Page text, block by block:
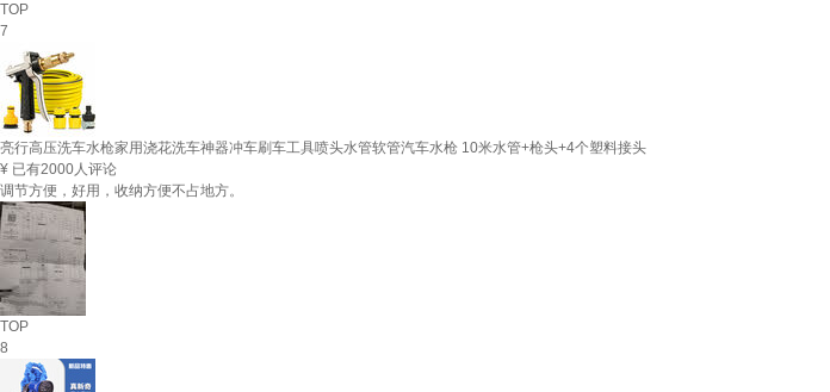
TOP
7
亮行高压洗车水枪家用浇花洗车神器冲车刷车工具喷头水管软管汽车水枪 10米水管+枪头+4个塑料接头
¥ 已有2000人评论
调节方便，好用，收纳方便不占地方。
TOP
8